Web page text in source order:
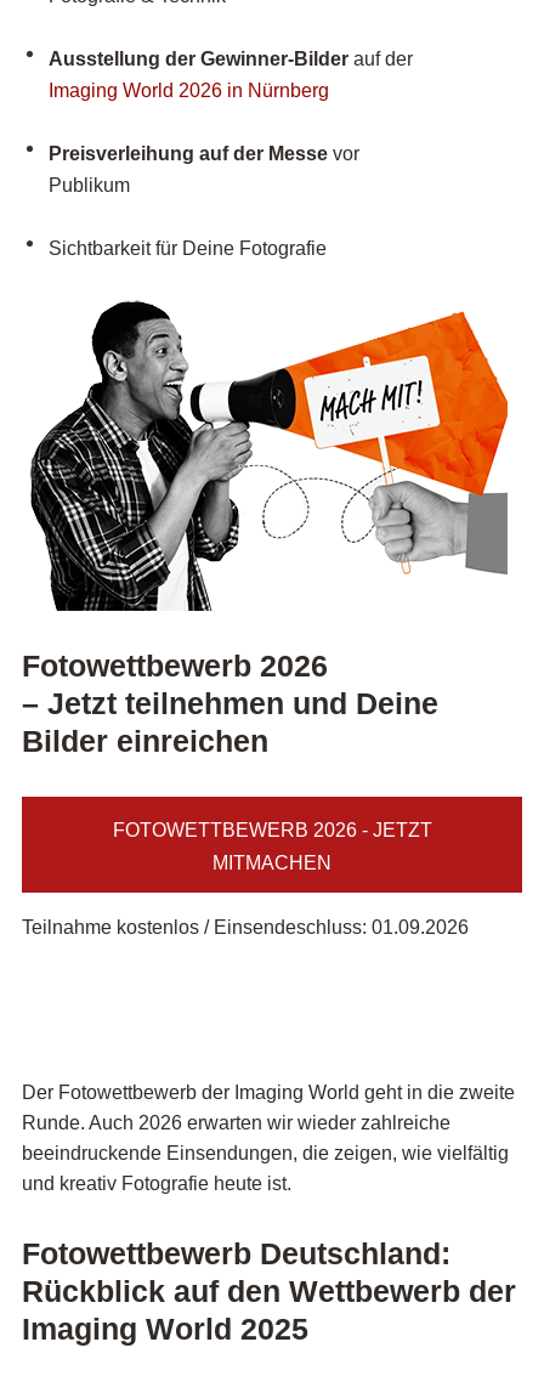
Ausstellung der Gewinner-Bilderauf der
Imaging World 2026 in Nürnberg
Preisverleihung auf der Messevor
Publikum
Sichtbarkeit für Deine Fotografie
Fotowettbewerb 2026
– Jetzt teilnehmen und Deine
Bilder einreichen
FOTOWETTBEWERB 2026 - JETZT
MITMACHEN
Teilnahme kostenlos / Einsendeschluss: 01.09.2026
Der Fotowettbewerb der Imaging World geht in die zweite
Runde. Auch 2026 erwarten wir wieder zahlreiche
beeindruckende Einsendungen, die zeigen, wie vielfältig
und kreativ Fotografie heute ist.
Fotowettbewerb Deutschland:
Rückblick auf den Wettbewerb der
Imaging World 2025